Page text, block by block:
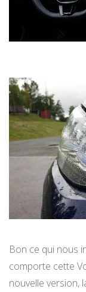
Bon ce qui nous
comporte cette
nouvelle version,